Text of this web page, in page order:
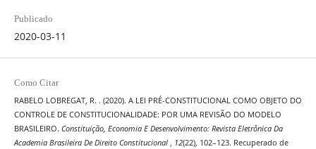
Publicado
2020-03-11
Como Citar
RABELO LOBREGAT, R. . (2020). A LEI PRÉ-CONSTITUCIONAL COMO OBJETO DO
CONTROLE DE CONSTITUCIONALIDADE: POR UMA REVISÃO DO MODELO
BRASILEIRO. Constituição, Economia E Desenvolvimento: Revista Eletrônica Da
Academia Brasileira De Direito Constitucional , 12(22), 102–123. Recuperado de